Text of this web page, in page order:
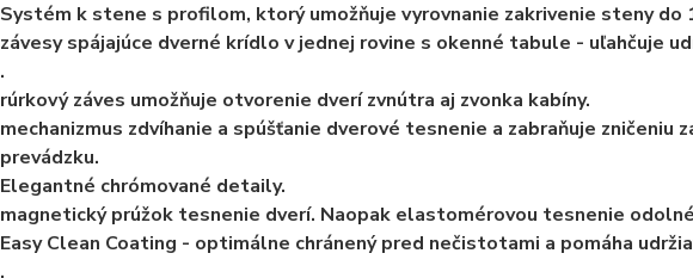
Systém k stene s profilom, ktorý umožňuje vyrovnanie zakrivenie steny do
závesy spájajúce dverné krídlo v jednej rovine s okenné tabule - uľahčuje
.
rúrkový záves umožňuje otvorenie dverí zvnútra aj zvonka kabíny.
mechanizmus zdvíhanie a spúšťanie dverové tesnenie a zabraňuje zničeniu
prevádzku.
Elegantné chrómované detaily.
magnetický prúžok tesnenie dverí. Naopak elastomérovou tesnenie
Easy Clean Coating - optimálne chránený pred nečistotami a pomáha
.